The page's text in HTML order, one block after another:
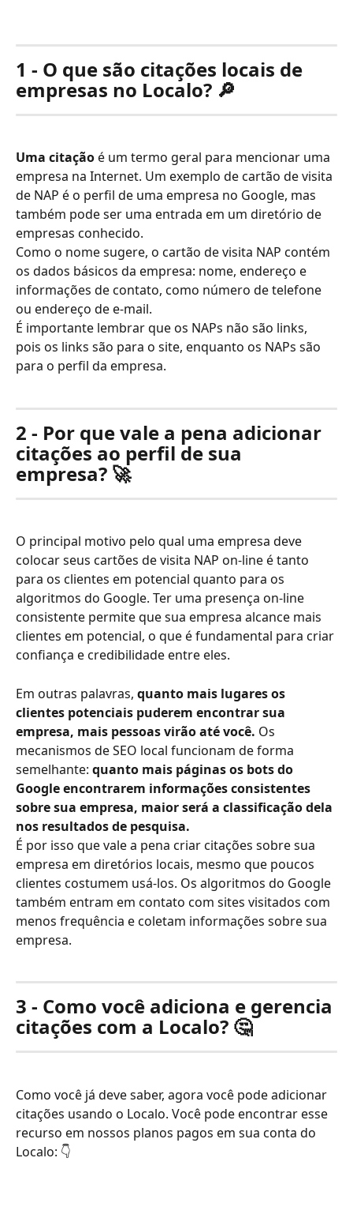
1 - O que são citações locais de
empresas no Localo? 🔎
Uma citação é um termo geral para mencionar uma
empresa na Internet. Um exemplo de cartão de visita
de NAP é o perfil de uma empresa no Google, mas
também pode ser uma entrada em um diretório de
empresas conhecido.
Como o nome sugere, o cartão de visita NAP contém
os dados básicos da empresa: nome, endereço e
informações de contato, como número de telefone
ou endereço de e-mail.
É importante lembrar que os NAPs não são links,
pois os links são para o site, enquanto os NAPs são
para o perfil da empresa.
2 - Por que vale a pena adicionar
citações ao perfil de sua
empresa? 🚀
O principal motivo pelo qual uma empresa deve
colocar seus cartões de visita NAP on-line é tanto
para os clientes em potencial quanto para os
algoritmos do Google. Ter uma presença on-line
consistente permite que sua empresa alcance mais
clientes em potencial, o que é fundamental para criar
confiança e credibilidade entre eles.
Em outras palavras, quanto mais lugares os
clientes potenciais puderem encontrar sua
empresa, mais pessoas virão até você. Os
mecanismos de SEO local funcionam de forma
semelhante: quanto mais páginas os bots do
Google encontrarem informações consistentes
sobre sua empresa, maior será a classificação dela
nos resultados de pesquisa.
É por isso que vale a pena criar citações sobre sua
empresa em diretórios locais, mesmo que poucos
clientes costumem usá-los. Os algoritmos do Google
também entram em contato com sites visitados com
menos frequência e coletam informações sobre sua
empresa.
3 - Como você adiciona e gerencia
citações com a Localo? 🤔
Como você já deve saber, agora você pode adicionar
citações usando o Localo. Você pode encontrar esse
recurso em nossos planos pagos em sua conta do
Localo: 👇